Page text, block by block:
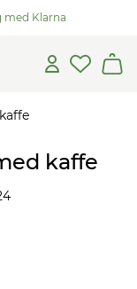
med Klarna
kaffe